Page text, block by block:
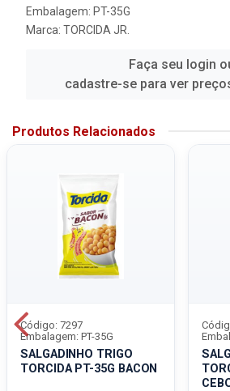
Embalagem: PT-35G
Marca: TORCIDA JR.
Faça seu login
cadastre-se para ver
Produtos Relacionados
SALGADINHO TRIGO
TORCIDA PT-35G BACON
Código: 7297
Embalagem: PT-35G